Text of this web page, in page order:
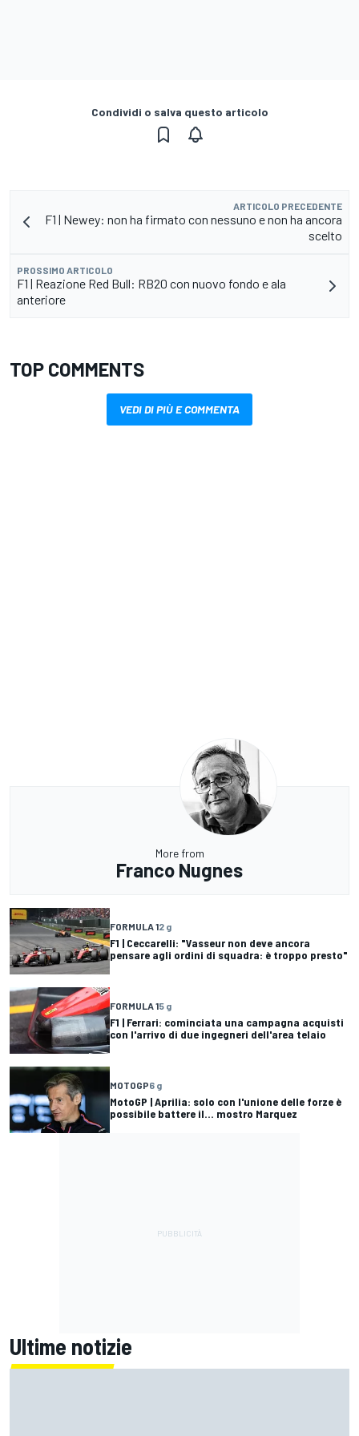
Condividi o salva questo articolo
ARTICOLO PRECEDENTE
F1 | Newey: non ha firmato con nessuno e non ha ancora
scelto
PROSSIMO ARTICOLO
F1 | Reazione Red Bull: RB20 con nuovo fondo e ala
anteriore
TOP COMMENTS
VEDI DI PIÙ E COMMENTA
More from
Franco Nugnes
FORMULA 12 g
F1 | Ceccarelli: "Vasseur non deve ancora
pensare agli ordini di squadra: è troppo presto"
FORMULA 15 g
F1 | Ferrari: cominciata una campagna acquisti
con l'arrivo di due ingegneri dell'area telaio
MOTOGP6 g
MotoGP | Aprilia: solo con l'unione delle forze è
possibile battere il... mostro Marquez
Ultime notizie